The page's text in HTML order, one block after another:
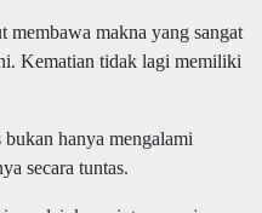
membawa makna yang sangat
Kematian tidak lagi memiliki
hanya mengalami
secara tuntas.